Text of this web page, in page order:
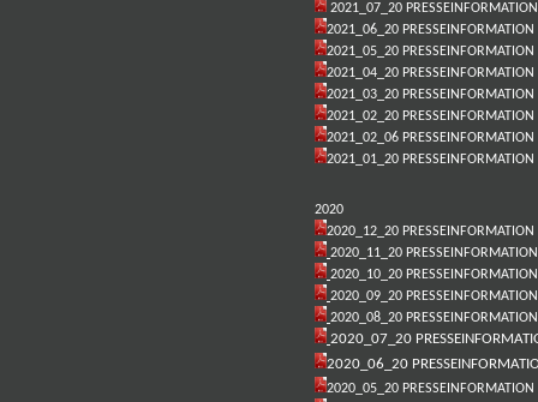
2021_07_20 PRESSEINFORMATION
2021_06_20 PRESSEINFORMATION
2021_05_20 PRESSEINFORMATION
2021_04_20 PRESSEINFORMATION
2021_03_20 PRESSEINFORMATION
2021_02_20 PRESSEINFORMATION
2021_02_06 PRESSEINFORMATION
2021_01_20 PRESSEINFORMATION
2020
2020_12_20 PRESSEINFORMATION
2020_11_20 PRESSEINFORMATION
2020_10_20 PRESSEINFORMATION
2020_09_20 PRESSEINFORMATION
2020_08_20 PRESSEINFORMATION
2020_07_20
2020_06_20
2020_05_20 PRESSEINFORMATION